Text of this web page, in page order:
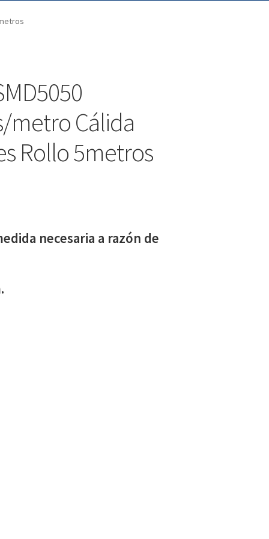
metro Cálida
Rollo 5metros
necesaria a razón de